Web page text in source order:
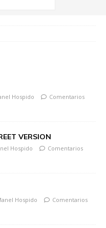
Hospido
Comentarios
VERSION
Hospido
Comentarios
Hospido
Comentarios